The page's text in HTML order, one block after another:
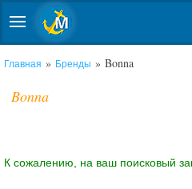
Главная » Бренды » Bonna
Bonna
К сожалению, на ваш поисковый